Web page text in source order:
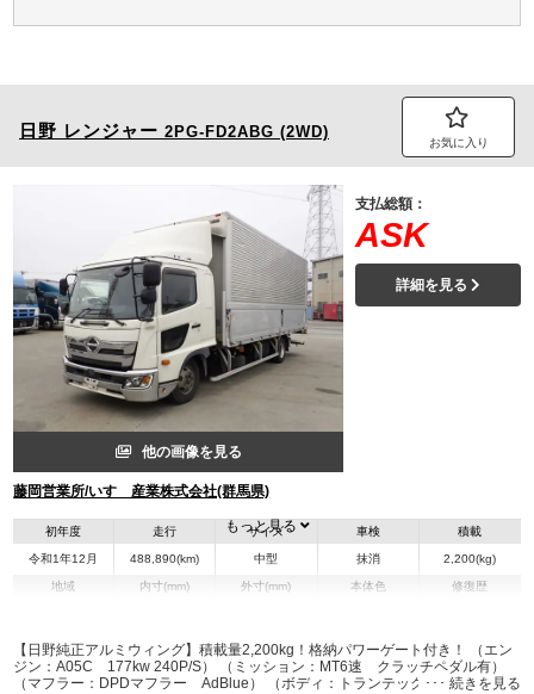
日野 レンジャー 2PG-FD2ABG (2WD)
お気に入り
他の画像を見る
藤岡営業所/いすゞ産業株式会社(群馬県)
支払総額：
ASK
詳細を見る
初年度
令和1年12月
走行
488,890(km)
サイズ
中型
車検
抹消
積載
2,200(kg)
地域 内寸(mm)
H:2,420
外寸(mm)
H:3,500
本体色 修復歴
装備情報
もっと見る
【日野純正アルミウィング】積載量2,200kg！格納パワーゲート付き！ （エン
ジン：A05C 177kw 240P/S） （ミッション：MT6速 クラッチペダル有）
（マフラー：DPDマフラー AdBlue） （ボディ：トランテックス製アルミ